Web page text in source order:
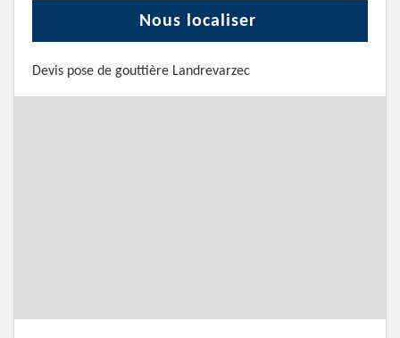
Nous localiser
Devis pose de gouttière Landrevarzec